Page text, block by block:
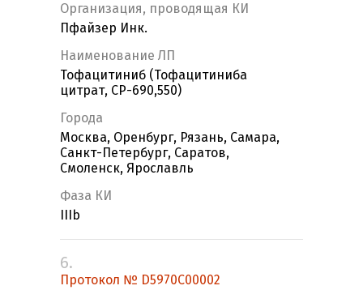
Организация, проводящая КИ
Пфайзер Инк.
Наименование ЛП
Тофацитиниб (Тофацитиниба
цитрат, CP-690,550)
Города
Москва, Оренбург, Рязань, Самара,
Санкт-Петербург, Саратов,
Смоленск, Ярославль
Фаза КИ
IIIb
6.
Протокол № D5970C00002